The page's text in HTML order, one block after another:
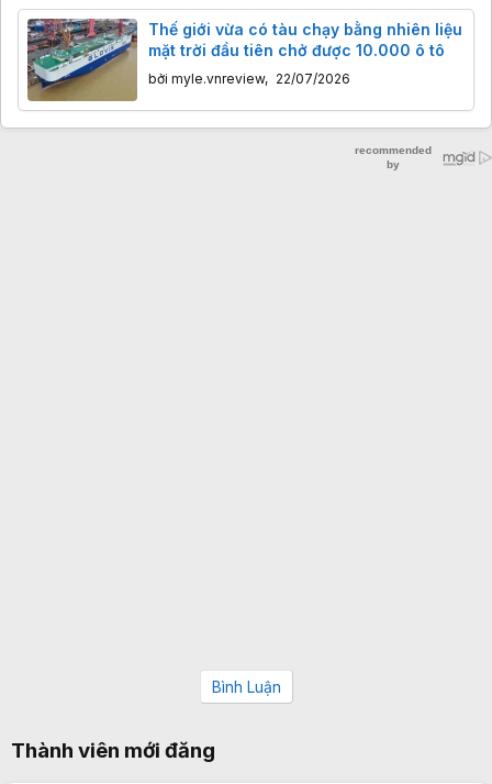
Thế giới vừa có tàu chạy bằng nhiên liệu
mặt trời đầu tiên chở được 10.000 ô tô
bởi myle.vnreview, 22/07/2026
Bình Luận
Thành viên mới đăng